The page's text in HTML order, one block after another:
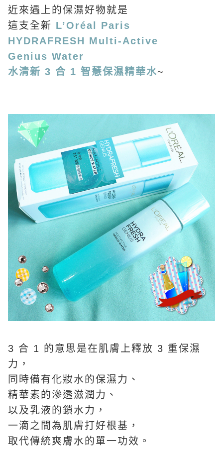
近來遇上的保濕好物就是
這支全新 L’Oréal Paris
HYDRAFRESH Multi-Active
Genius Water
水清新 3 合 1 智慧保濕精華水~
3 合 1 的意思是在肌膚上釋放 3 重保濕
力，
同時備有化妝水的保濕力、
精華素的滲透滋潤力、
以及乳液的鎖水力，
一滴之間為肌膚打好根基，
取代傳統爽膚水的單一功效。